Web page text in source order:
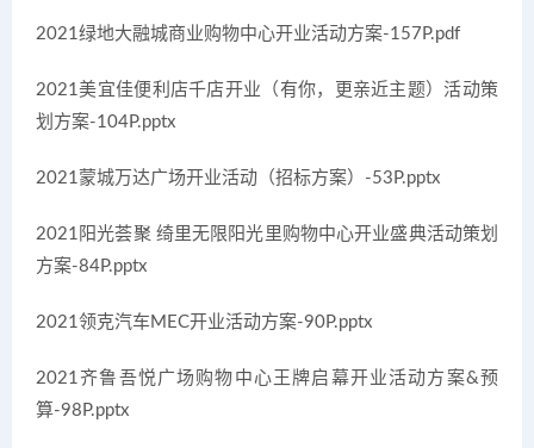
2021绿地大融城商业购物中心开业活动方案-157P.pdf
2021美宜佳便利店千店开业（有你，更亲近主题）活动策
划方案-104P.pptx
2021蒙城万达广场开业活动（招标方案）-53P.pptx
2021阳光荟聚 绮里无限阳光里购物中心开业盛典活动策划
方案-84P.pptx
2021领克汽车MEC开业活动方案-90P.pptx
2021齐鲁吾悦广场购物中心王牌启幕开业活动方案&预
算-98P.pptx